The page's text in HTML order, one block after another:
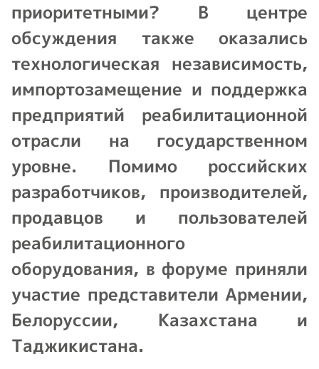
приоритетными? В центре
обсуждения также оказались
технологическая независимость,
импортозамещение и поддержка
предприятий реабилитационной
отрасли на государственном
уровне. Помимо российских
разработчиков, производителей,
продавцов и пользователей
реабилитационного
оборудования, в форуме приняли
участие представители Армении,
Белоруссии, Казахстана и
Таджикистана.